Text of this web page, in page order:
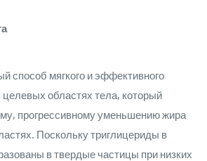
способ мягкого и эффективного
областях тела, который
прогрессивному уменьшению жира
Поскольку триглицериды в
в твердые частицы при низких